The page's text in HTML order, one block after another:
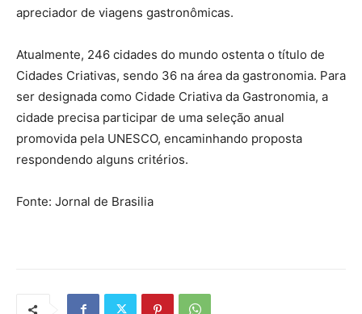
apreciador de viagens gastronômicas.
Atualmente, 246 cidades do mundo ostenta o título de
Cidades Criativas, sendo 36 na área da gastronomia. Para
ser designada como Cidade Criativa da Gastronomia, a
cidade precisa participar de uma seleção anual
promovida pela UNESCO, encaminhando proposta
respondendo alguns critérios.
Fonte: Jornal de Brasilia